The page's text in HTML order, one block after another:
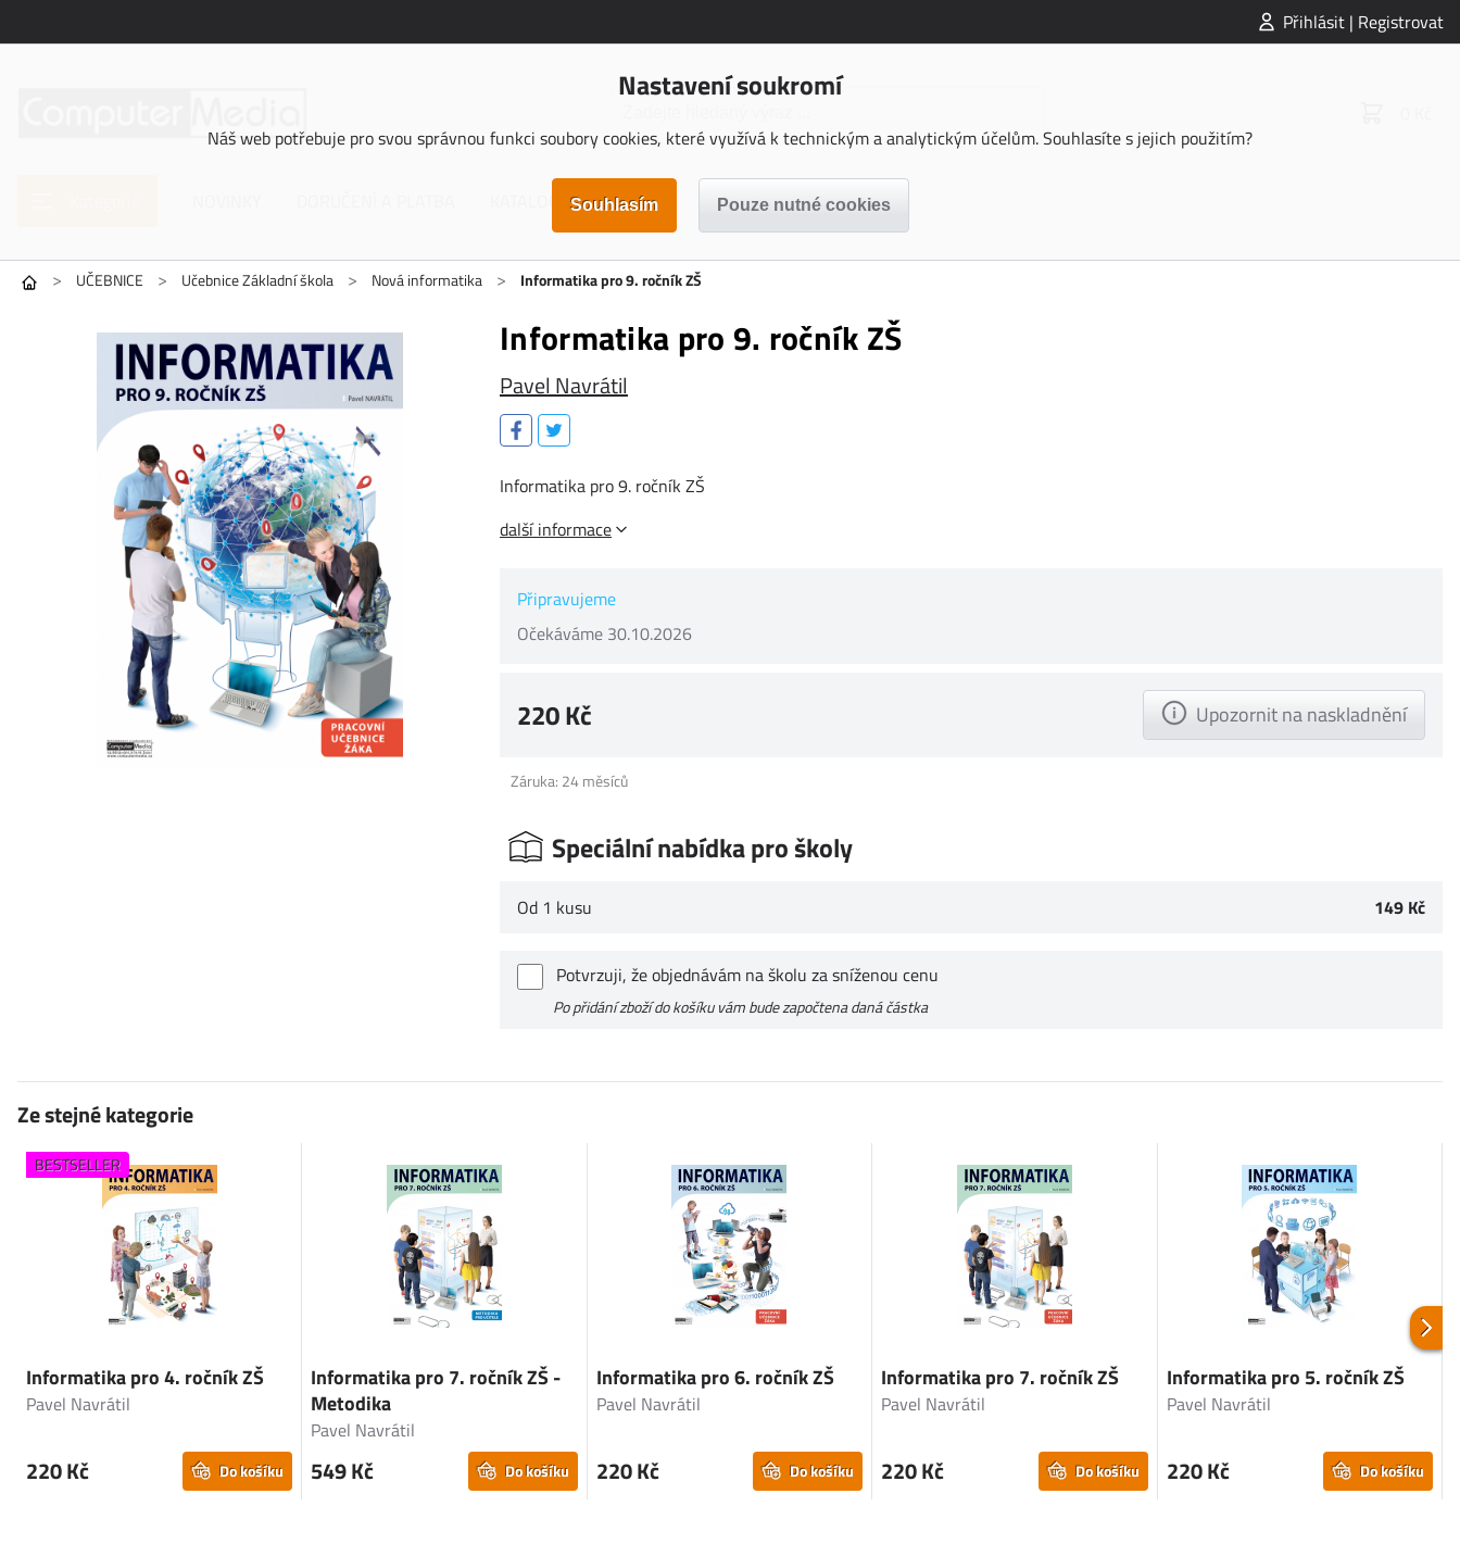
Přihlásit | Registrovat
Nastavení soukromí
Náš web potřebuje pro svou správnou funkci soubory cookies, které využívá k technickým a analytickým účelům. Souhlasíte s jejich použitím?
KATALOGY KE STAŽENÍ
> UČEBNICE > Učebnice Základní škola > Nová informatika > Informatika pro 9. ročník ZŠ
Informatika pro 9. ročník ZŠ
Pavel Navrátil
Informatika pro 9. ročník ZŠ
další informace
Připravujeme
Očekáváme 30.10.2026
220 Kč Upozornit na naskladnění
Záruka: 24 měsíců
Speciální nabídka pro školy
Od 1 kusu 149 Kč
Potvrzuji, že objednávám na školu za sníženou cenu
Po přidání zboží do košíku vám bude započtena daná částka
Ze stejné kategorie
BESTSELLER
Informatika pro 4. ročník ZŠ
Pavel Navrátil
220 Kč Do košíku
Informatika pro 7. ročník ZŠ -
Metodika
Pavel Navrátil
549 Kč Do košíku
Informatika pro 6. ročník ZŠ
Pavel Navrátil
220 Kč Do košíku
Informatika pro 7. ročník ZŠ
Pavel Navrátil
220 Kč Do košíku
Informatika pro 5. ročník ZŠ
Pavel Navrátil
220 Kč Do košíku